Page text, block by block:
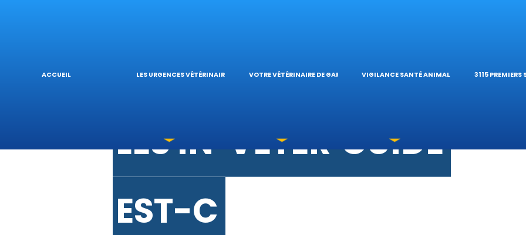
ACCUEIL LES URGENCES VÉTÉRINAIRES
URGENCES
LES INTOXICATIONS
EST-CE UNE URGENCE?
VOTRE VÉTÉRINAIRE DE GARDE
L’HÔPITAL
VÉTÉRINAIRES
VIGILANCE SANTÉ ANIMALE
GUIDES
3115 PREMIERS